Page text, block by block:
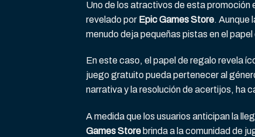
Uno de los atractivos de esta
revelado por Epic Games Store. Aunque
menudo deja pequeñas pistas en el
En este caso, el papel de regalo revela
juego gratuito pueda pertenecer al
narrativa y la resolución de acertijos, ha
A medida que los usuarios anticipan la
Games Store brinda a la comunidad de